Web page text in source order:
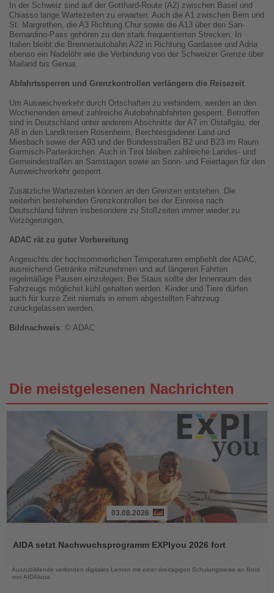
In der Schweiz sind auf der Gotthard-Route (A2) zwischen Basel und
Chiasso lange Wartezeiten zu erwarten. Auch die A1 zwischen Bern und
St. Margrethen, die A3 Richtung Chur sowie die A13 über den San-
Bernardino-Pass gehören zu den stark frequentierten Strecken. In
Italien bleibt die Brennerautobahn A22 in Richtung Gardasee und Adria
ebenso ein Nadelöhr wie die Verbindung von der Schweizer Grenze über
Mailand bis Genua.
Abfahrtssperren und Grenzkontrollen verlängern die Reisezeit
Um Ausweichverkehr durch Ortschaften zu verhindern, werden an den
Wochenenden erneut zahlreiche Autobahnabfahrten gesperrt. Betroffen
sind in Deutschland unter anderem Abschnitte der A7 im Ostallgäu, der
A8 in den Landkreisen Rosenheim, Berchtesgadener Land und
Miesbach sowie der A93 und der Bundesstraßen B2 und B23 im Raum
Garmisch-Partenkirchen. Auch in Tirol bleiben zahlreiche Landes- und
Gemeindestraßen an Samstagen sowie an Sonn- und Feiertagen für den
Ausweichverkehr gesperrt.
Zusätzliche Wartezeiten können an den Grenzen entstehen. Die
weiterhin bestehenden Grenzkontrollen bei der Einreise nach
Deutschland führen insbesondere zu Stoßzeiten immer wieder zu
Verzögerungen.
ADAC rät zu guter Vorbereitung
Angesichts der hochsommerlichen Temperaturen empfiehlt der ADAC,
ausreichend Getränke mitzunehmen und auf längeren Fahrten
regelmäßige Pausen einzulegen. Bei Staus sollte der Innenraum des
Fahrzeugs möglichst kühl gehalten werden. Kinder und Tiere dürfen
auch für kurze Zeit niemals in einem abgestellten Fahrzeug
zurückgelassen werden.
Bildnachweis: © ADAC
Die meistgelesenen Nachrichten
die
03.08.2026
AIDA setzt Nachwuchsprogramm EXPIyou 2026 fort
Auszubildende verbinden digitales Lernen mit einer dreitägigen Schulungsreise an Bord
von AIDAluna